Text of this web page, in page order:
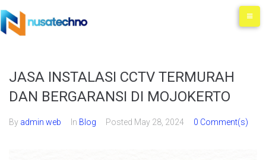
JASA INSTALASI CCTV TERMURAH
DAN BERGARANSI DI MOJOKERTO
By admin web In Blog Posted May 28, 2024 0 Comment(s)